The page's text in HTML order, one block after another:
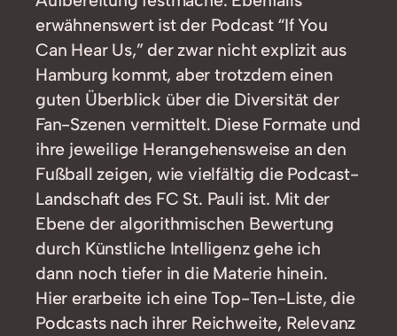
erwähnenswert ist der Podcast “If You
Can Hear Us,” der zwar nicht explizit aus
Hamburg kommt, aber trotzdem einen
guten Überblick über die Diversität der
Fan-Szenen vermittelt. Diese Formate und
ihre jeweilige Herangehensweise an den
Fußball zeigen, wie vielfältig die Podcast-
Landschaft des FC St. Pauli ist. Mit der
Ebene der algorithmischen Bewertung
durch Künstliche Intelligenz gehe ich
dann noch tiefer in die Materie hinein.
Hier erarbeite ich eine Top-Ten-Liste, die
Podcasts nach ihrer Reichweite, Relevanz